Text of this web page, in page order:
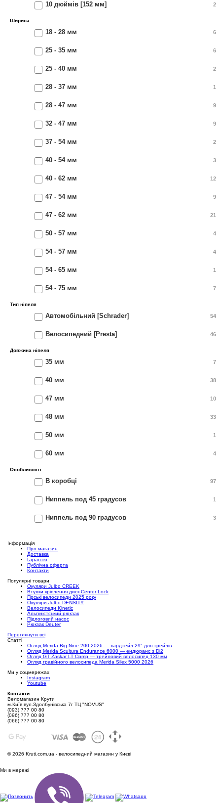
10 дюймів [152 мм] 2
Ширина
18 - 28 мм 6
25 - 35 мм 6
25 - 40 мм 2
28 - 37 мм 1
28 - 47 мм 9
32 - 47 мм 9
37 - 54 мм 2
40 - 54 мм 3
40 - 62 мм 12
47 - 54 мм 9
47 - 62 мм 21
50 - 57 мм 4
54 - 57 мм 4
54 - 65 мм 1
54 - 75 мм 7
Тип ніпеля
Автомобільний [Schrader] 54
Велосипедний [Presta] 46
Довжина ніпеля
35 мм 7
40 мм 38
47 мм 10
48 мм 33
50 мм 1
60 мм 4
Особливості
В коробці 97
Ниппель под 45 градусов 1
Ниппель под 90 градусов 3
Інформація
Про магазин
Доставка
Гарантія
Публічна оферта
Контакти
Популярні товари
Окуляри Julbo CREEK
Втулки кріплення диск Center Lock
Гірські велосипеди 2025 року
Окуляри Julbo DENSITY
Велосипеди Kinetic
Альпіністський рюкзак
Підлоговий насос
Рюкзак Deuter
Переглянути всі
Статті
Огляд Merida Big.Nine 200 2026 — хардтейл 29" для трейлів
Огляд Merida Scultura Endurance 6000 — ендюранс з Di2
Огляд GT Zaskar LT Comp — трейловий велосипед 130 мм
Огляд гравійного велосипеда Merida Silex 5000 2026
Ми у соцмережах
Instagram
Youtube
Контакти
Веломагазин Крути
м.Київ вул.Здолбунівська 7г ТЦ "NOVUS"
(093) 777 00 80
(096) 777 00 80
(066) 777 00 80
©2026 Kruti.com.ua - велосипедний магазин у Києві
Ми в мережі